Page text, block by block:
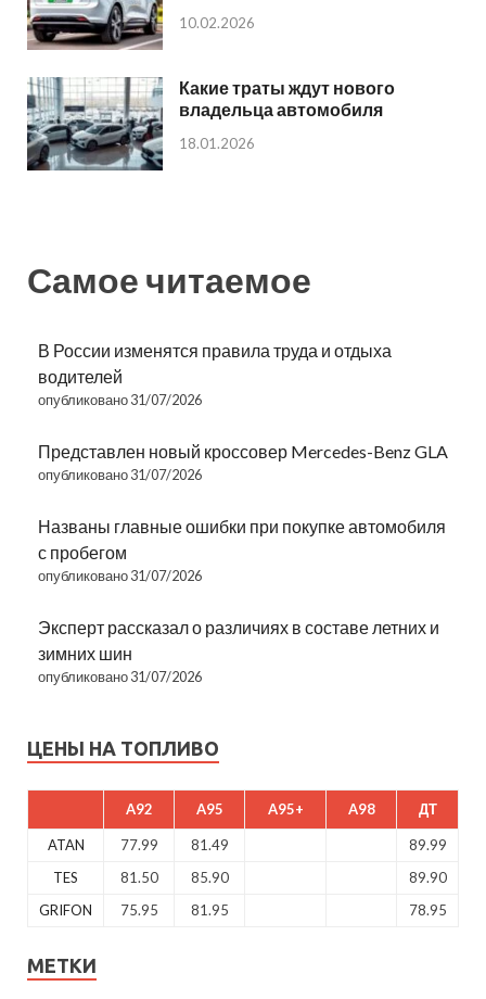
10.02.2026
Какие траты ждут нового
владельца автомобиля
18.01.2026
Самое читаемое
В России изменятся правила труда и отдыха
водителей
опубликовано 31/07/2026
Представлен новый кроссовер Mercedes-Benz GLA
опубликовано 31/07/2026
Названы главные ошибки при покупке автомобиля
с пробегом
опубликовано 31/07/2026
Эксперт рассказал о различиях в составе летних и
зимних шин
опубликовано 31/07/2026
ЦЕНЫ НА ТОПЛИВО
A92 A95 A95+ A98 ДТ
ATAN 77.99 81.49
89.99
TES
81.50 85.90
89.90
GRIFON
75.95 81.95 78.95
МЕТКИ